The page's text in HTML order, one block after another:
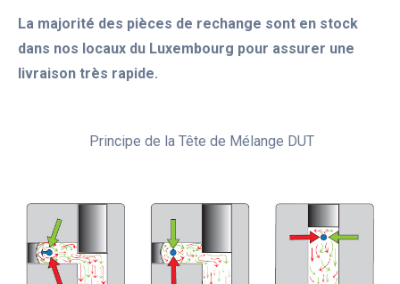
La majorité des pièces de rechange sont en stock
dans nos locaux du Luxembourg pour assurer une
livraison très rapide.
Principe de la Tête de Mélange DUT